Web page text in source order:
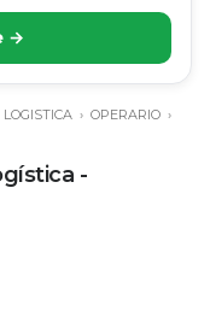
→
LOGISTICA › OPERARIO ›
-